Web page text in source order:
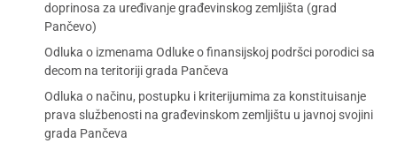
doprinosa za uređivanje građevinskog zemljišta (grad
Pančevo)
Odluka o izmenama Odluke o finansijskoj podršci porodici sa
decom na teritoriji grada Pančeva
Odluka o načinu, postupku i kriterijumima za konstituisanje
prava službenosti na građevinskom zemljištu u javnoj svojini
grada Pančeva